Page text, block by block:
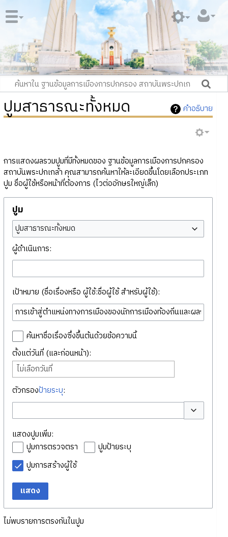
คำอธิบาย
ปูมสาธารณะทั้งหมด
การแสดงผลรวมปูมที่มีทั้งหมดของ ฐานข้อมูลการเมืองการปกครอง
สถาบันพระปกเกล้า คุณสามารถค้นหาให้ละเอียดขึ้นโดยเลือกประเภท
ปูม ชื่อผู้ใช้หรือหน้าที่ต้องการ (ไวต่ออักษรใหญ่เล็ก)
ปูม
ปูมสาธารณะทั้งหมด
ผู้ดำเนินการ:
เป้าหมาย (ชื่อเรื่องหรือ ผู้ใช้:ชื่อผู้ใช้ สำหรับผู้ใช้):
ค้นหาชื่อเรื่องซึ่งขึ้นต้นด้วยข้อความนี้
ตั้งแต่วันที่ (และก่อนหน้า):
ไม่เลือกวันที่
ตัวกรองป้ายระบุ:
สลับตัวเลือก
แสดงปูมเพิ่ม:
ปูมการตรวจตรา
ปูมป้ายระบุ
ปูมการสร้างผู้ใช้
แสดง
ไม่พบรายการตรงกันในปูม